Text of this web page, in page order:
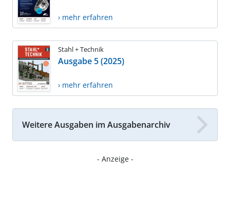
› mehr erfahren
Stahl + Technik
Ausgabe 5 (2025)
› mehr erfahren
Weitere Ausgaben im Ausgabenarchiv
- Anzeige -